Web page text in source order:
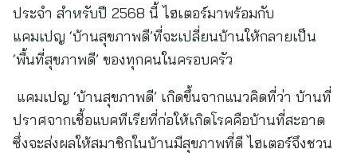
ประจำ สำหรับปี 2568 นี้ ไฮเตอร์มาพร้อมกับ
แคมเปญ ‘บ้านสุขภาพดี’ที่จะเปลี่ยนบ้านให้กลายเป็น
‘พื้นที่สุขภาพดี’ ของทุกคนในครอบครัว
แคมเปญ ‘บ้านสุขภาพดี’ เกิดขึ้นจากแนวคิดที่ว่า บ้านที่
ปราศจากเชื้อแบคทีเรียที่ก่อให้เกิดโรคคือบ้านที่สะอาด
ซึ่งจะส่งผลให้สมาชิกในบ้านมีสุขภาพที่ดี ไฮเตอร์จึงชวน